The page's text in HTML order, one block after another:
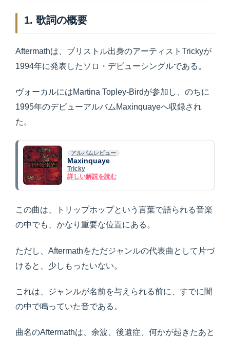
1. 歌詞の概要
Aftermathは、ブリストル出身のアーティストTrickyが
1994年に発表したソロ・デビューシングルである。
ヴォーカルにはMartina Topley-Birdが参加し、のちに
1995年のデビューアルバムMaxinquayeへ収録され
た。
アルバムレビュー
Maxinquaye
Tricky
詳しい解説を読む
この曲は、トリップホップという言葉で語られる音楽
の中でも、かなり重要な位置にある。
ただし、Aftermathをただジャンルの代表曲として片づ
けると、少しもったいない。
これは、ジャンルが名前を与えられる前に、すでに闇
の中で鳴っていた音である。
曲名のAftermathは、余波、後遺症、何かが起きたあと